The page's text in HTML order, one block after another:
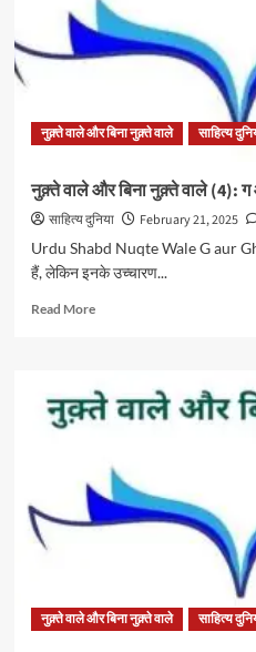
(5):
ज
और
नुक़्ते वाले और बिना नुक़्ते वाले साहित्य
नुक़्ते वाले और बिना नुक़्ते वाले (4):
साहित्य दुनिया February 21, 2025
Urdu Shabd Nuqte Wale G aur
हैं, लेकिन इनके उच्चारण...
Read MoreRead
वाले
और
वाले
(4):
ग
नुक़्ते वाले और बिना नुक़्ते वाले साहित्य